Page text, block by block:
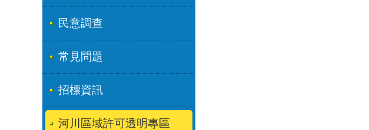
民意調查
常見問題
招標資訊
河川區域許可透明專區